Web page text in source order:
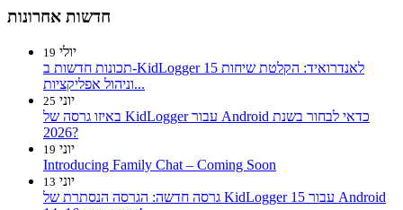
חדשות אחרונות
19 יולי
תכונות חדשות ב-KidLogger 15 לאנדרואיד: הקלטת שיחות
וניהול אפליקציות...
25 יוני
באיזו גרסה של KidLogger עבור Android כדאי לבחור בשנת
2026?
19 יוני
Introducing Family Chat – Coming Soon
13 יוני
גרסה חדשה: הגרסה הנסתרת של KidLogger 15 עבור Android